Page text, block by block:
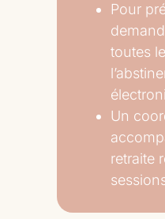
Pour
toutes
Un
retraite